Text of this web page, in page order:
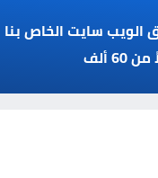
الويب سايت الخاص